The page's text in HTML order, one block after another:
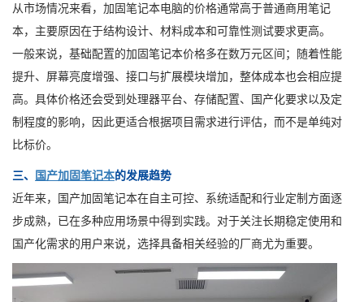
从市场情况来看，加固笔记本电脑的价格通常高于普通商用笔记
本，主要原因在于结构设计、材料成本和可靠性测试要求更高。
一般来说，基础配置的加固笔记本价格多在数万元区间；随着性能
提升、屏幕亮度增强、接口与扩展模块增加，整体成本也会相应提
高。具体价格还会受到处理器平台、存储配置、国产化要求以及定
制程度的影响，因此更适合根据项目需求进行评估，而不是单纯对
比标价。
三、 国产加固笔记本的发展趋势
近年来，国产加固笔记本在自主可控、系统适配和行业定制方面逐
步成熟，已在多种应用场景中得到实践。对于关注长期稳定使用和
国产化需求的用户来说，选择具备相关经验的厂商尤为重要。